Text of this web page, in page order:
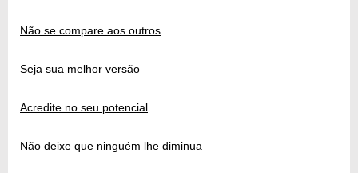
Não se compare aos outros
Seja sua melhor versão
Acredite no seu potencial
Não deixe que ninguém lhe diminua